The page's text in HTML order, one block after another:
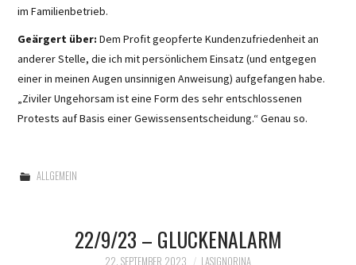
im Familienbetrieb.
Geärgert über: Dem Profit geopferte Kundenzufriedenheit an
anderer Stelle, die ich mit persönlichem Einsatz (und entgegen
einer in meinen Augen unsinnigen Anweisung) aufgefangen habe.
„Ziviler Ungehorsam ist eine Form des sehr entschlossenen
Protests auf Basis einer Gewissensentscheidung.“ Genau so.
ALLGEMEIN
22/9/23 – GLUCKENALARM
22. SEPTEMBER 2023 LASIGNORINA